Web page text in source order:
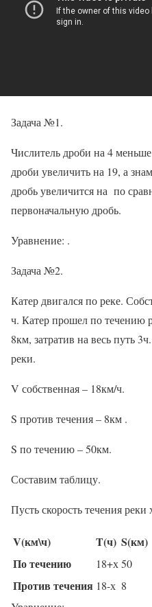
Задача №1.
Числитель дроби на 4
дроби увеличить на 19, а
дробь увеличится на по
первоначальную дробь.
Уравнение: .
Задача №2.
Катер двигался по реке.
ч. Катер прошел по течению
8км, затратив на весь путь
реки.
V собственная – 18км/ч.
S против течения – 8км .
S по течению – 50км.
Составим таблицу.
Пусть скорость течения реки
V(км\ч) T(ч) S(км)
По течению
18+х50
Против течения 18-х 8